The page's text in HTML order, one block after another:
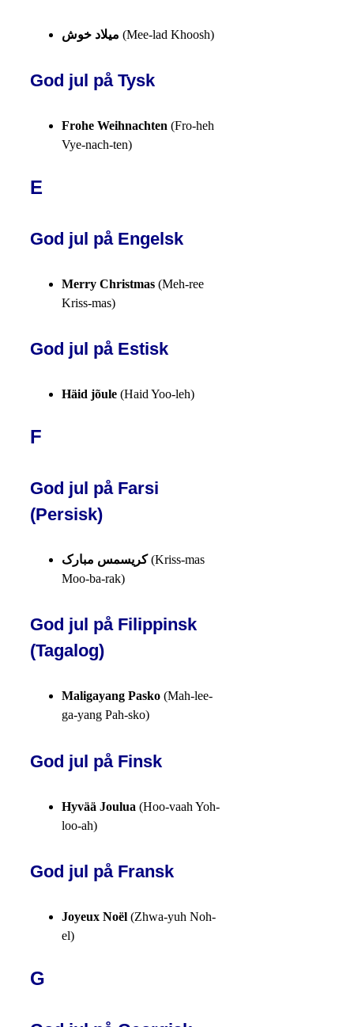
ميلاد خوش (Mee-lad Khoosh)
God jul på Tysk
Frohe Weihnachten (Fro-heh
Vye-nach-ten)
E
God jul på Engelsk
Merry Christmas (Meh-ree
Kriss-mas)
God jul på Estisk
Häid jõule (Haid Yoo-leh)
F
God jul på Farsi
(Persisk)
کریسمس مبارک(Kriss-mas
Moo-ba-rak)
God jul på Filippinsk
(Tagalog)
Maligayang Pasko (Mah-lee-
ga-yang Pah-sko)
God jul på Finsk
Hyvää Joulua (Hoo-vaah Yoh-
loo-ah)
God jul på Fransk
Joyeux Noël (Zhwa-yuh Noh-
el)
G